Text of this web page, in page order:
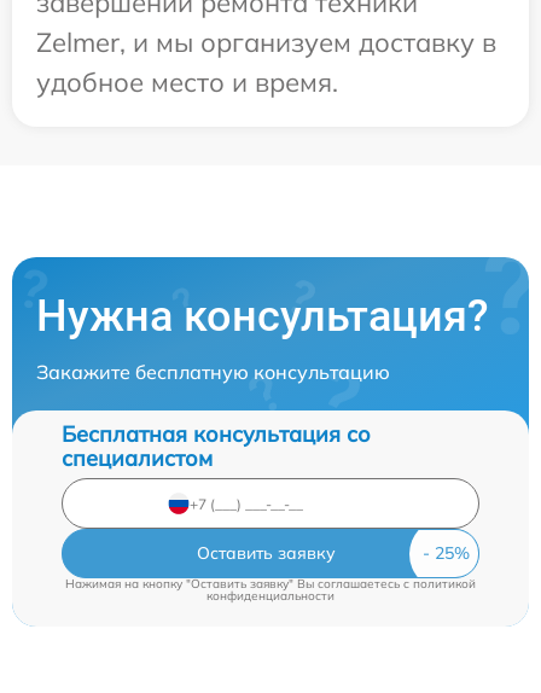
Zelmer, и мы организуем доставку в
удобное место и время.
Нужна консультация?
Закажите бесплатную консультацию
Бесплатная консультация со
специалистом
Оставить заявку
Нажимая на кнопку "Оставить заявку" Вы соглашаетесь c политикой
конфиденциальности